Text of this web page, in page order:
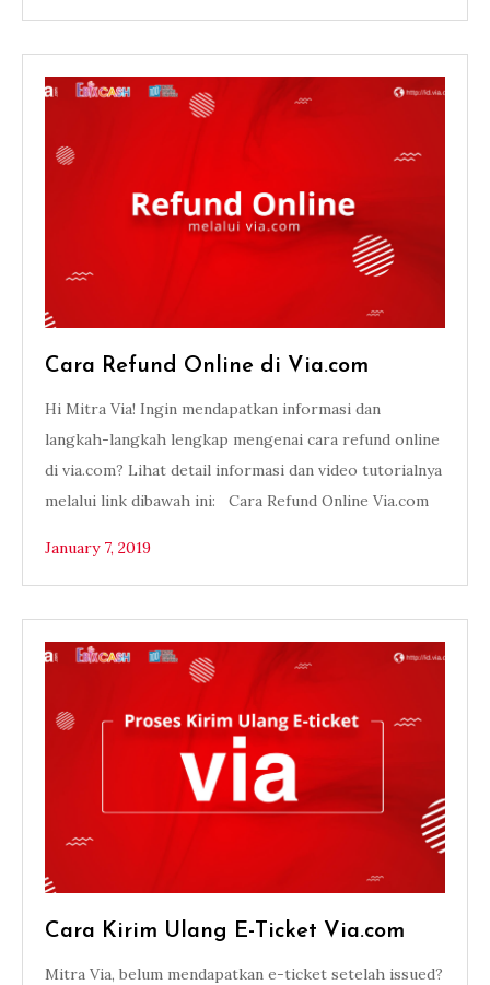
Cara Refund Online di Via.com
Hi Mitra Via! Ingin mendapatkan informasi dan
langkah-langkah lengkap mengenai cara refund online
di via.com? Lihat detail informasi dan video tutorialnya
melalui link dibawah ini: Cara Refund Online Via.com
January 7, 2019
Cara Kirim Ulang E-Ticket Via.com
Mitra Via, belum mendapatkan e-ticket setelah issued?